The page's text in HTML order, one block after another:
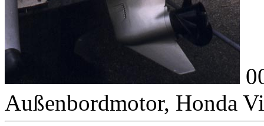
Außenbordmotor, Honda